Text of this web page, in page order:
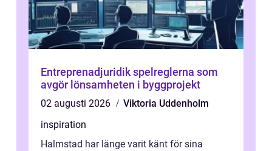
Entreprenadjuridik spelreglerna som
avgör lönsamheten i byggprojekt
02 augusti 2026
Viktoria Uddenholm
inspiration
Halmstad har länge varit känt för sina